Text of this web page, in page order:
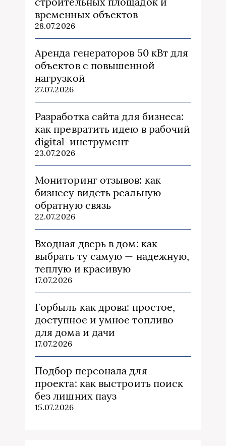
временных объектов
28.07.2026
Аренда генераторов 50 кВт для
объектов с повышенной
нагрузкой
27.07.2026
Разработка сайта для бизнеса:
как превратить идею в рабочий
digital-инструмент
23.07.2026
Мониторинг отзывов: как
бизнесу видеть реальную
обратную связь
22.07.2026
Входная дверь в дом: как
выбрать ту самую — надежную,
теплую и красивую
17.07.2026
Горбыль как дрова: простое,
доступное и умное топливо
для дома и дачи
17.07.2026
Подбор персонала для
проекта: как выстроить поиск
без лишних пауз
15.07.2026